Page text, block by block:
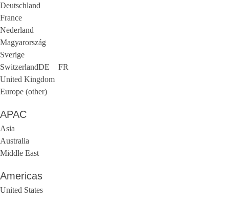
Deutschland
France
Nederland
Magyarország
Sverige
SwitzerlandDE
FR
United Kingdom
Europe (other)
APAC
Asia
Australia
Middle East
Americas
United States